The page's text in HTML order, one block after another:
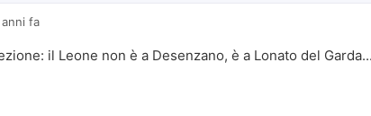
anni fa
il Leone non è a Desenzano, è a Lonato del